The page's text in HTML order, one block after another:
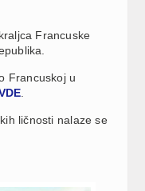
Francuske
Francuskoj u
ličnosti nalaze se